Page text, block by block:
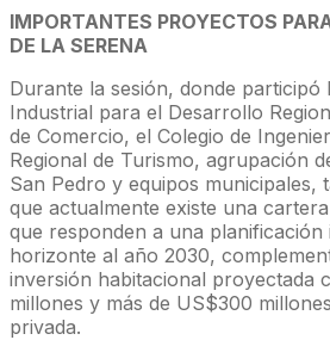
IMPORTANTES PROYECTOS
DE LA SERENA
Durante la sesión, donde participó
Industrial para el Desarrollo
de Comercio, el Colegio de
Regional de Turismo, agrupación
San Pedro y equipos municipales,
que actualmente existe una
que responden a una planificación
horizonte al año 2030,
inversión habitacional proyectada
millones y más de US$300
privada.